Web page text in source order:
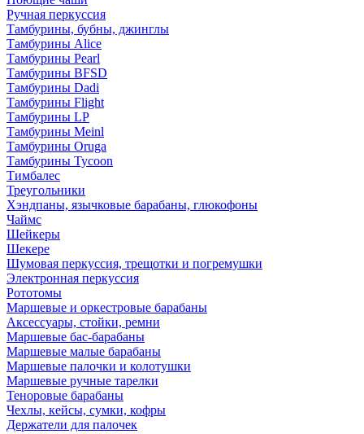
Ручная перкуссия
Тамбурины, бубны, джинглы
Тамбурины Alice
Тамбурины Pearl
Тамбурины BFSD
Тамбурины Dadi
Тамбурины Flight
Тамбурины LP
Тамбурины Meinl
Тамбурины Oruga
Тамбурины Tycoon
Тимбалес
Треугольники
Хэндпаны, язычковые барабаны, глюкофоны
Чаймс
Шейкеры
Шекере
Шумовая перкуссия, трещотки и погремушки
Электронная перкуссия
Рототомы
Маршевые и оркестровые барабаны
Аксессуары, стойки, ремни
Маршевые бас-барабаны
Маршевые малые барабаны
Маршевые палочки и колотушки
Маршевые ручные тарелки
Теноровые барабаны
Чехлы, кейсы, сумки, кофры
Держатели для палочек